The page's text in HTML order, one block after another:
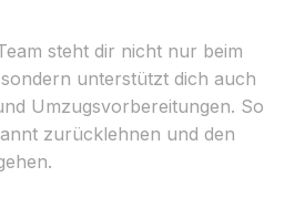
steht dir nicht nur beim
unterstützt dich auch
Umzugsvorbereitungen. So
zurücklehnen und den